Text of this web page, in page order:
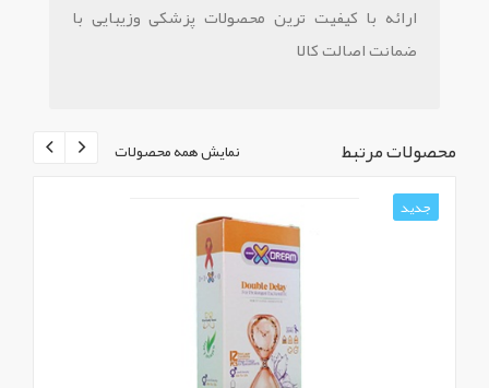
ارائه با کیفیت ترین محصولات پزشکی وزیبایی با
ضمانت اصالت کالا
نمایش همه محصولات محصولات مرتبط
جدید